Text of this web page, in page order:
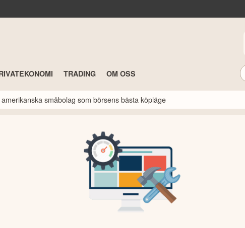
TRADING OM OSS
småbolag som börsens bästa köpläge